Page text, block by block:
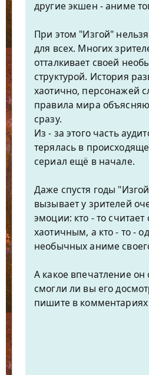
другие экшен - аниме
При этом "Изгой"
для всех. Многих
отталкивает своей
структурой. История
хаотично, персонажей
правила мира
сразу.
Из - за этого часть
терялась в
сериал ещё в начале.
Даже спустя годы
вызывает у зрителей
эмоции: кто - то считает
хаотичным, а кто - то -
необычных аниме
А какое впечатление он
смогли ли вы его
пишите в комментариях